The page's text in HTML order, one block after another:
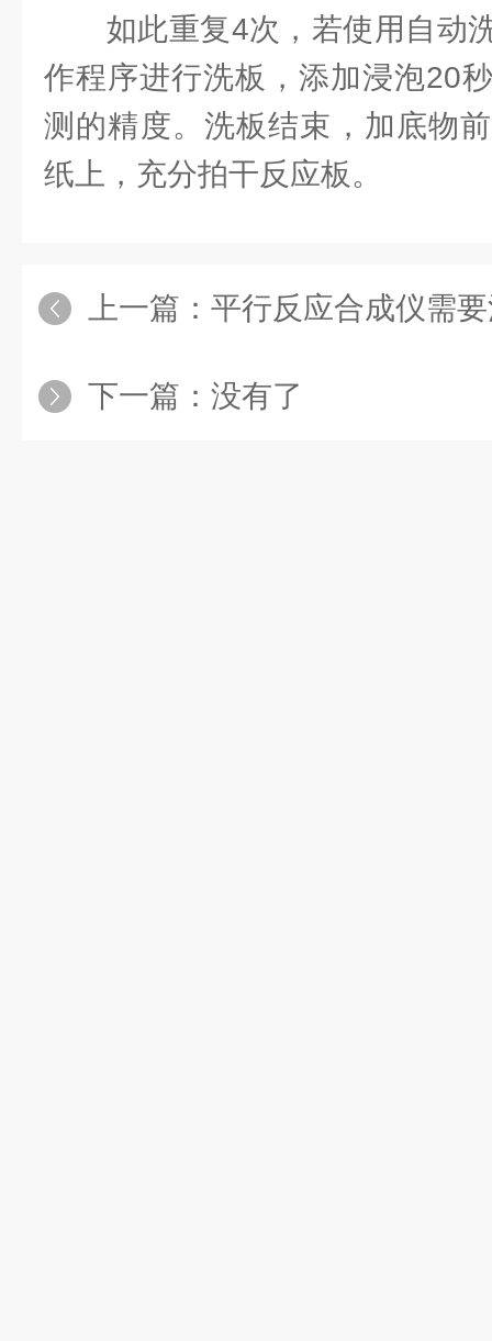
如此重复4次，若使用自动
作程序进行洗板，添加浸泡20
测的精度。洗板结束，加底物
纸上，充分拍干反应板。
上一篇： 平行反应合成仪需
下一篇：没有了